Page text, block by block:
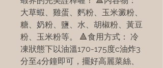
大草蝦、雞蛋、麫粉、玉米澱粉、
糖、奶粉、鹽、水、胡椒粉、黃豆
粉、玉米粉等。 🔺食用方式： 冷
凍狀態下以油溫170-175度c油炸3
分至4分鐘即可，擺好高麗菜絲、